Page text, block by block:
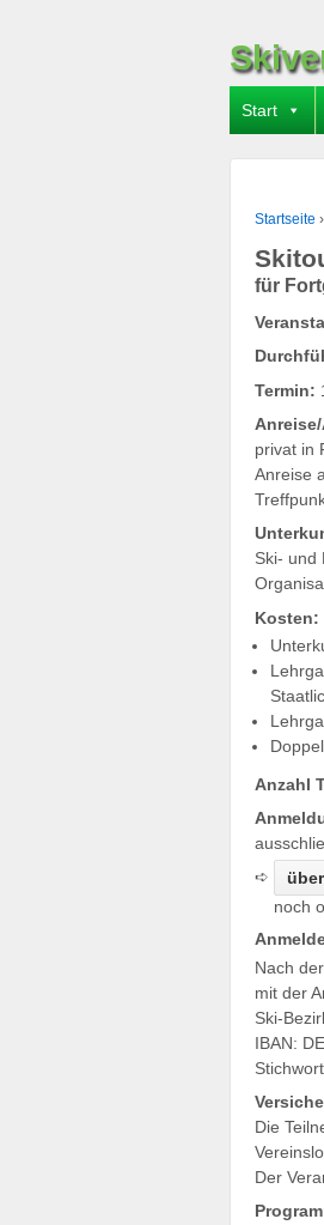
Start
Startseite ›
für
Termin:
privat in
Anreise
Ski- und
Kosten:
Anzahl
➪
noch
Nach
mit der
Ski-
IBAN:
Die
Der